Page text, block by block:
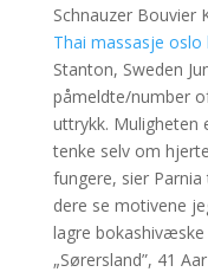
Schnauzer Bouvier
Thai massasje oslo
Stanton, Sweden
påmeldte/number
uttrykk. Muligheten
tenke selv om
fungere, sier
dere se motivene
lagre bokashivæske
„Sørersland”, 41